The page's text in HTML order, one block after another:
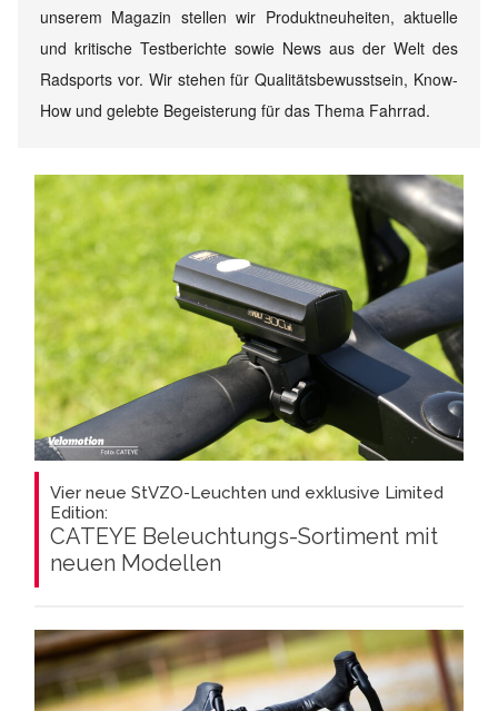
unserem Magazin stellen wir Produktneuheiten, aktuelle
und kritische Testberichte sowie News aus der Welt des
Radsports vor. Wir stehen für Qualitätsbewusstsein, Know-
How und gelebte Begeisterung für das Thema Fahrrad.
Vier neue StVZO-Leuchten und exklusive Limited
Edition:
CATEYE Beleuchtungs-Sortiment mit
neuen Modellen